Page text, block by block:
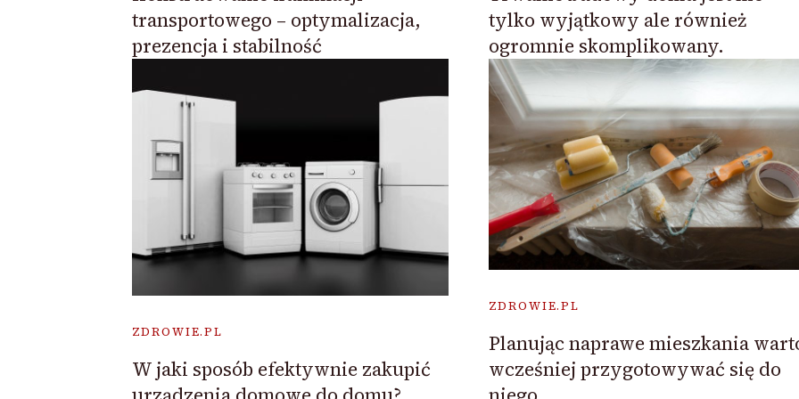
transportowego – optymalizacja,
prezencja i stabilność
tylko wyjątkowy ale również
ogromnie skomplikowany.
ZDROWIE.PL
W jaki sposób efektywnie zakupić
ZDROWIE.PL
Planując naprawe mieszkania
wcześniej przygotowywać się do